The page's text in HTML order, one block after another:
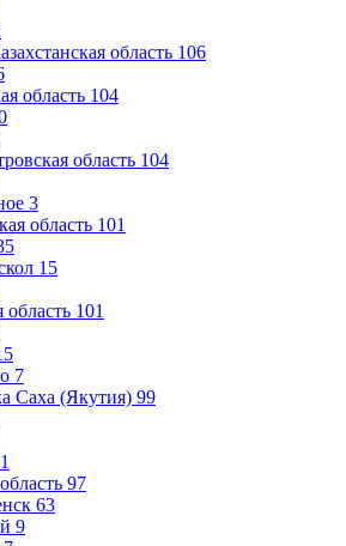
область 106
область 104
область 104
3
область 101
15
область 101
7
Саха (Якутия) 99
1
97
63
9